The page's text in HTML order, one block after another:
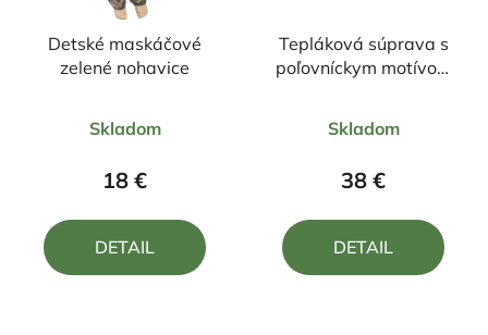
Detské maskáčové
zelené nohavice
hodnotenie
produktu
5,0
z
Skladom
18 €
DETAIL
Tepláková súprava s
poľovníckym motívom
hodnotenie
produktu
5,0
z
Skladom
38 €
DETAIL